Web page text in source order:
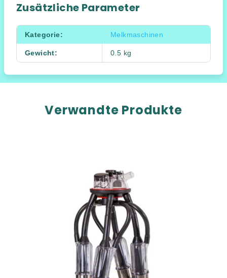
Zusätzliche Parameter
Kategorie: Melkmaschinen
Gewicht: 0.5 kg
Verwandte Produkte